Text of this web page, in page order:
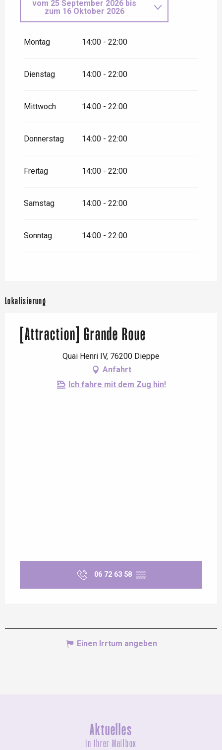
vom 25 September 2026 bis
zum 16 Oktober 2026
zum
2 November 2026
Montag 14:00 - 22:00
Dienstag 14:00 - 22:00
Mittwoch 14:00 - 22:00
Donnerstag 14:00 - 22:00
Freitag 14:00 - 22:00
Samstag 14:00 - 22:00
Sonntag 14:00 - 22:00
Lokalisierung
[Attraction] Grande Roue
Quai Henri IV, 76200 Dieppe
Anfahrt
Ich fahre mit dem Zug hin!
06 72 63 58 ▒▒
Einen Irrtum angeben
Aktuelles
In Ihrer Mailbox